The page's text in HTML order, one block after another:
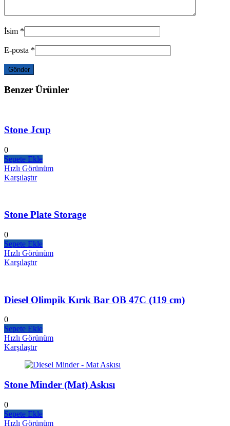
İsim *
E-posta *
Benzer Ürünler
Stone Jcup
0
Sepete Ekle
Hızlı Görünüm
Karşılaştır
Stone Plate Storage
0
Sepete Ekle
Hızlı Görünüm
Karşılaştır
Diesel Olimpik Kırık Bar OB 47C (119 cm)
0
Sepete Ekle
Hızlı Görünüm
Karşılaştır
Stone Minder (Mat) Askısı
0
Sepete Ekle
Hızlı Görünüm